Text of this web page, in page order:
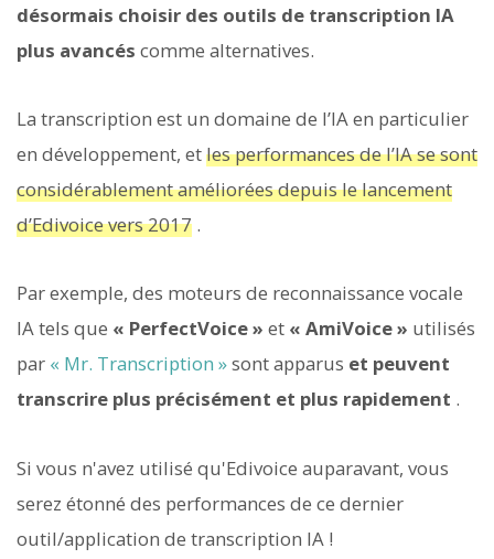
désormais choisir des outils de transcription IA
plus avancés comme alternatives.
La transcription est un domaine de l’IA en particulier
en développement, etles performances de l’IA se sont
considérablement améliorées depuis le lancement
d’Edivoice vers 2017 .
Par exemple, des moteurs de reconnaissance vocale
IA tels que « PerfectVoice » et « AmiVoice » utilisés
par « Mr. Transcription »sont apparus et peuvent
transcrire plus précisément et plus rapidement .
Si vous n'avez utilisé qu'Edivoice auparavant, vous
serez étonné des performances de ce dernier
outil/application de transcription IA !